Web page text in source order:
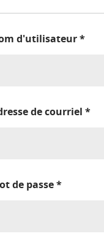
d'utilisateur*
de courriel *
de passe*